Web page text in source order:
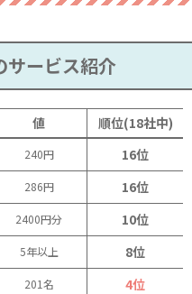
サービス紹介
値 順位(18社中)
240円 16位
286円 16位
2400円分 10位
5年以上 8位
201名 4位